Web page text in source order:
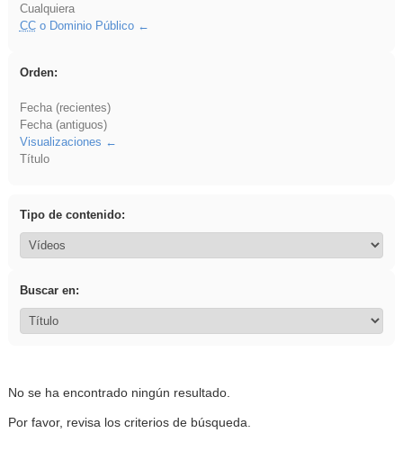
Cualquiera
CCo Dominio Público
Orden:
Fecha (recientes)
Fecha (antiguos)
Visualizaciones
Título
Tipo de contenido:
Buscar en:
No se ha encontrado ningún resultado.
Por favor, revisa los criterios de búsqueda.